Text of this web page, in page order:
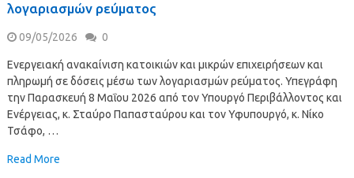
λογαριασμών ρεύματος
09/05/2026 0
Ενεργειακή ανακαίνιση κατοικιών και μικρών επιχειρήσεων και
πληρωμή σε δόσεις μέσω των λογαριασμών ρεύματος. Υπεγράφη
την Παρασκευή 8 Μαΐου 2026 από τον Υπουργό Περιβάλλοντος και
Ενέργειας, κ. Σταύρο Παπασταύρου και τον Υφυπουργό, κ. Νίκο
Τσάφο, …
Read More